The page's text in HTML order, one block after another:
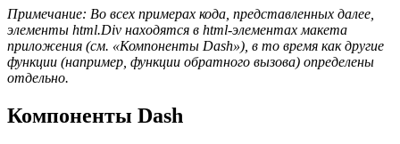
Примечание: Во всех примерах кода, представленных далее,
элементы html.Div находятся в html-элементах макета
приложения (см. «Компоненты Dash»), в то время как другие
функции (например, функции обратного вызова) определены
отдельно.
Компоненты Dash